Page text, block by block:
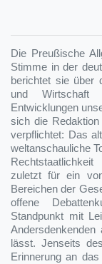
Die Preußische
Stimme in der
berichtet sie über
und Wirtschaft
Entwicklungen
sich die
verpflichtet: Das
weltanschauliche
zuletzt für ein
Bereichen der
offene
Standpunkt mit
lässt. Jenseits
Erinnerung an